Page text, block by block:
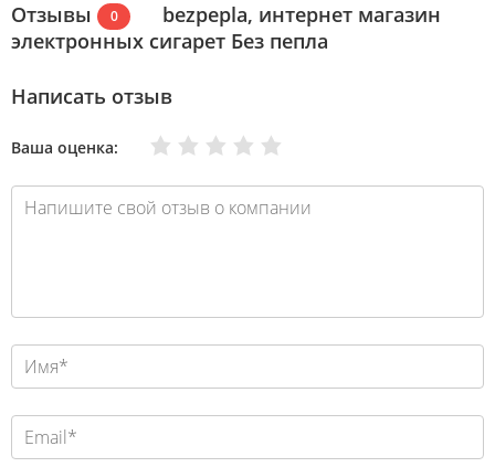
Отзывы 0
bezpepla, интернет магазин
электронных сигарет Без пепла
Написать отзыв
Ваша оценка: Отлично
Хорошо
Нормально
Плохо
Очень плохо